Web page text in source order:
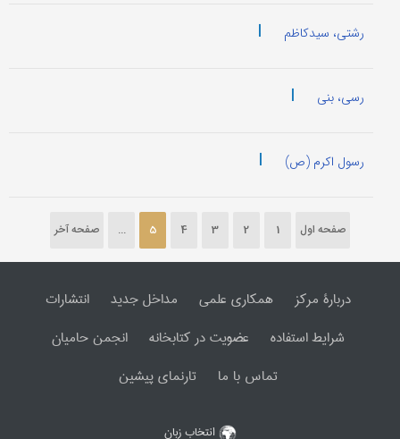
رشتی، سیدکاظم |
رسی، بنی |
رسول اکرم (ص) |
صفحه اول 1
2
3
4
5
... صفحه آخر
دربارۀ مرکز همکاری علمی مداخل جدید
انتشارات
شرایط استفاده
عضویت در کتابخانه
انجمن حامیان
تماس با ما
تارنمای پیشین
انتخاب زبان